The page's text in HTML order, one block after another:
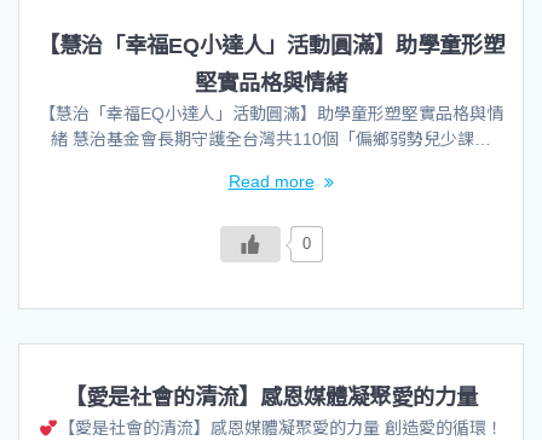
【慧治「幸福EQ小達人」活動圓滿】助學童形塑
堅實品格與情緒
【慧治「幸福EQ小達人」活動圓滿】助學童形塑堅實品格與情
緒 慧治基金會長期守護全台灣共110個「偏鄉弱勢兒少課…
Read more
0
【愛是社會的清流】感恩媒體凝聚愛的力量
【愛是社會的清流】感恩媒體凝聚愛的力量 創造愛的循環！